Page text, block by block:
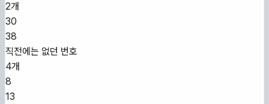
2개
30
38
직전에는 없던 번호
4개
8
13